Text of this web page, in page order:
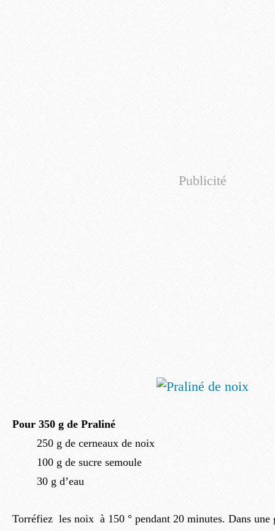
Publicité
Pour 350 g de Praliné
250 g de cerneaux de noix
100 g de sucre semoule
30 g d’eau
Torréfiez les noix à 150 ° pendant 20 minutes. Dans une